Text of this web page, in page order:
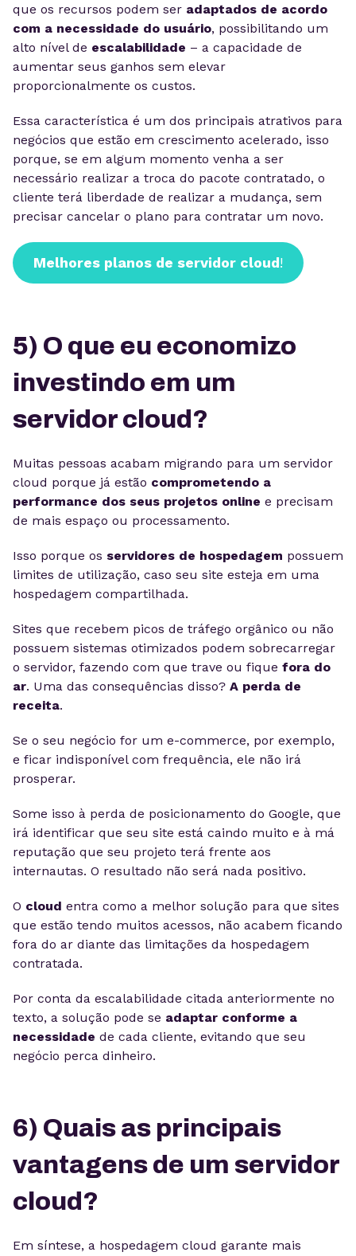
que os recursos podem ser adaptados de acordo
com a necessidade do usuário, possibilitando um
alto nível de escalabilidade – a capacidade de
aumentar seus ganhos sem elevar
proporcionalmente os custos.
Essa característica é um dos principais atrativos para
negócios que estão em crescimento acelerado, isso
porque, se em algum momento venha a ser
necessário realizar a troca do pacote contratado, o
cliente terá liberdade de realizar a mudança, sem
precisar cancelar o plano para contratar um novo.
Melhores planos de servidor cloud!
5) O que eu economizo
investindo em um
servidor cloud?
Muitas pessoas acabam migrando para um servidor
cloud porque já estão comprometendo a
performance dos seus projetos online e precisam
de mais espaço ou processamento.
Isso porque os servidores de hospedagem possuem
limites de utilização, caso seu site esteja em uma
hospedagem compartilhada.
Sites que recebem picos de tráfego orgânico ou não
possuem sistemas otimizados podem sobrecarregar
o servidor, fazendo com que trave ou fique fora do
ar. Uma das consequências disso? A perda de
receita.
Se o seu negócio for um e-commerce, por exemplo,
e ficar indisponível com frequência, ele não irá
prosperar.
Some isso à perda de posicionamento do Google, que
irá identificar que seu site está caindo muito e à má
reputação que seu projeto terá frente aos
internautas. O resultado não será nada positivo.
O cloud entra como a melhor solução para que sites
que estão tendo muitos acessos, não acabem ficando
fora do ar diante das limitações da hospedagem
contratada.
Por conta da escalabilidade citada anteriormente no
texto, a solução pode se adaptar conforme a
necessidade de cada cliente, evitando que seu
negócio perca dinheiro.
6) Quais as principais
vantagens de um servidor
cloud?
Em síntese, a hospedagem cloud garante mais